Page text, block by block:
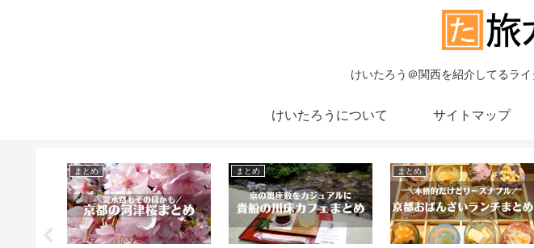
けいたろう＠関西を紹介してるラ
けいたろうについて サイトマップ
まとめ まとめ まとめ